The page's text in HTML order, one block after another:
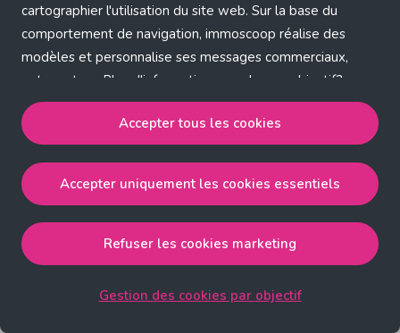
cartographier l'utilisation du site web. Sur la base du
comportement de navigation, immoscoop réalise des
modèles et personnalise ses messages commerciaux,
entre autres. Plus d'informations sur chaque objectif?
Cliquez sur 'Gestion des cookies par objectif'.
Notre politique de cookies
Accepter tous les cookies
strictement nécessaires, performance, fonctionnalité et
publicité ciblée.
Accepter uniquement les cookies essentielsaccepte
les cookies strictement nécessaires.
Accepter tous les cookies
Accepter uniquement les cookies essentiels
Refuser les cookies marketing
Gestion des cookies par objectif